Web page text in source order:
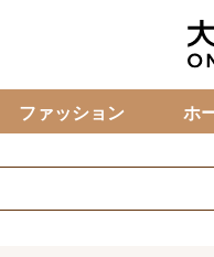
ファッション ホ